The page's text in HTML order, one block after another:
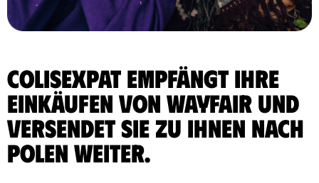
ColisExpat empfängt Ihre
Einkäufen von Wayfair und
versendet sie zu Ihnen nach
Polen weiter.